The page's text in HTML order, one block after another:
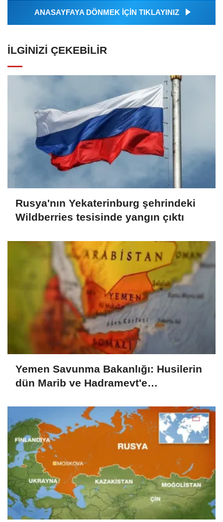
ANASAYFAYA DÖNMEK İÇİN TIKLAYINIZ
İLGINIZI ÇEKEBILIR
Rusya'nın Yekaterinburg şehrindeki
Wildberries tesisinde yangın çıktı
Yemen Savunma Bakanlığı: Husilerin
dün Marib ve Hadramevt'e